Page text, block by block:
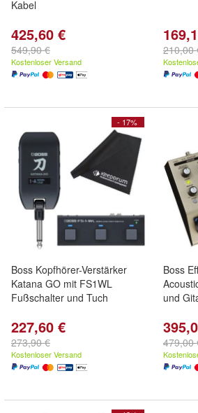
Kabel
425,60 €
549,90 €
Kostenloser Versand
210,00
- 17%
Boss Kopfhörer-Verstärker
Katana GO mit FS1WL
Fußschalter und Tuch
227,60 €
273,90 €
Kostenloser Versand
Boss
und
479,00